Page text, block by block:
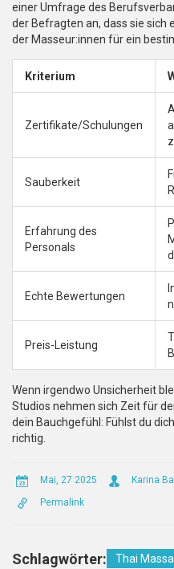
einer Umfrage des
der Befragten an, dass sie sich
der Masseur:innen für ein
Kriterium
Zertifikate/Schulungen
Sauberkeit
Erfahrung des
Personals
Echte Bewertungen
Preis-Leistung
Wenn irgendwo Unsicherheit
Studios nehmen sich Zeit für
dein Bauchgefühl: Fühlst du
richtig.
Mai, 27 2025 Karina
Permalink
Schlagwörter: Thai